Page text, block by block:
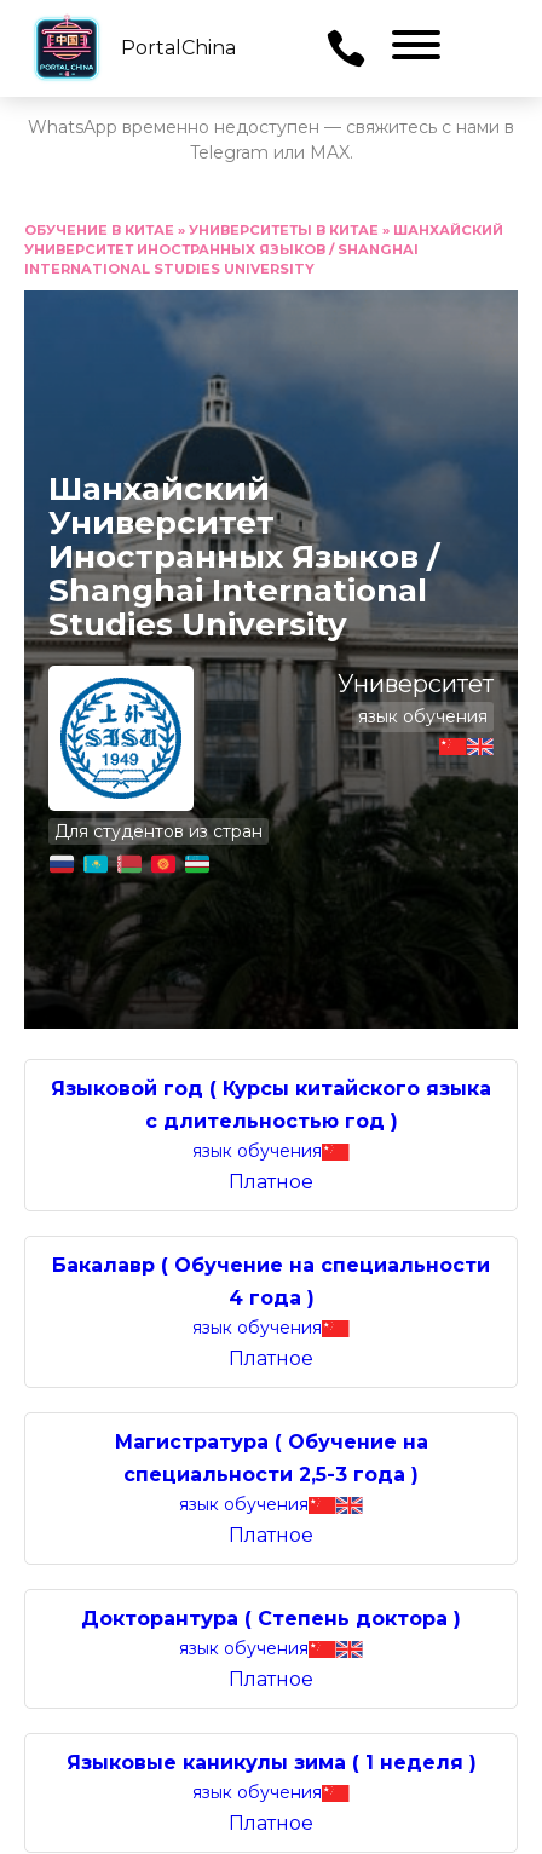
PortalChina
WhatsApp временно недоступен — свяжитесь с нами в
Telegram или MAX.
содержанию
ОБУЧЕНИЕ В КИТАЕ » УНИВЕРСИТЕТЫ В КИТАЕ » ШАНХАЙСКИЙ
УНИВЕРСИТЕТ ИНОСТРАННЫХ ЯЗЫКОВ / SHANGHAI
INTERNATIONAL STUDIES UNIVERSITY
Шанхайский
Университет
Иностранных Языков /
Shanghai International
Studies University
Для студентов из стран
Университет
язык обучения
Языковой год ( Курсы китайского языка
с длительностью год )
язык обучения
Платное
Бакалавр ( Обучение на специальности
4 года )
язык обучения
Платное
Магистратура ( Обучение на
специальности 2,5-3 года )
язык обучения
Платное
Докторантура ( Степень доктора )
язык обучения
Платное
Языковые каникулы зима ( 1 неделя )
язык обучения
Платное